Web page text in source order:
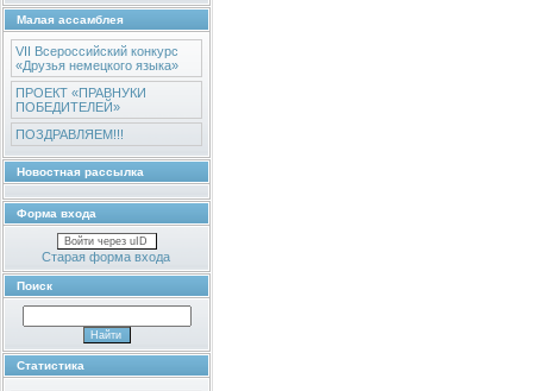
Малая ассамблея
VII Всероссийский конкурс
«Друзья немецкого языка»
ПРОЕКТ «ПРАВНУКИ
ПОБЕДИТЕЛЕЙ»
ПОЗДРАВЛЯЕМ!!!
Новостная рассылка
Форма входа
Войти через uID
Старая форма входа
Поиск
Статистика